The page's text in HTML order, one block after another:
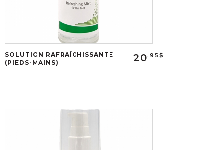
SOLUTION RAFRAÎCHISSANTE
(PIEDS-MAINS)
20.95$